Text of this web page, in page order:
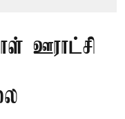
ஊராட்சி